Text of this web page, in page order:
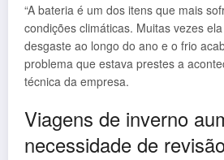
“A bateria é um dos itens que mais
condições climáticas. Muitas vezes
desgaste ao longo do ano e o frio
problema que estava prestes a
técnica da empresa.
Viagens de inverno
necessidade de revisão